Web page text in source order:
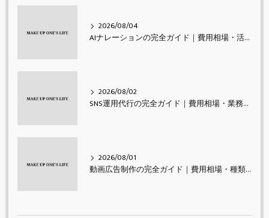
2026/08/04
AIナレーションの完全ガイド｜費用相場・活用シーン・メリットと注意点・使い方【2026年最新】
2026/08/02
SNS運用代行の完全ガイド｜費用相場・業務内容・会社の選び方【2026年最新】
2026/08/01
動画広告制作の完全ガイド｜費用相場・種類・進め方・成果を出すコツ【2026年最新】